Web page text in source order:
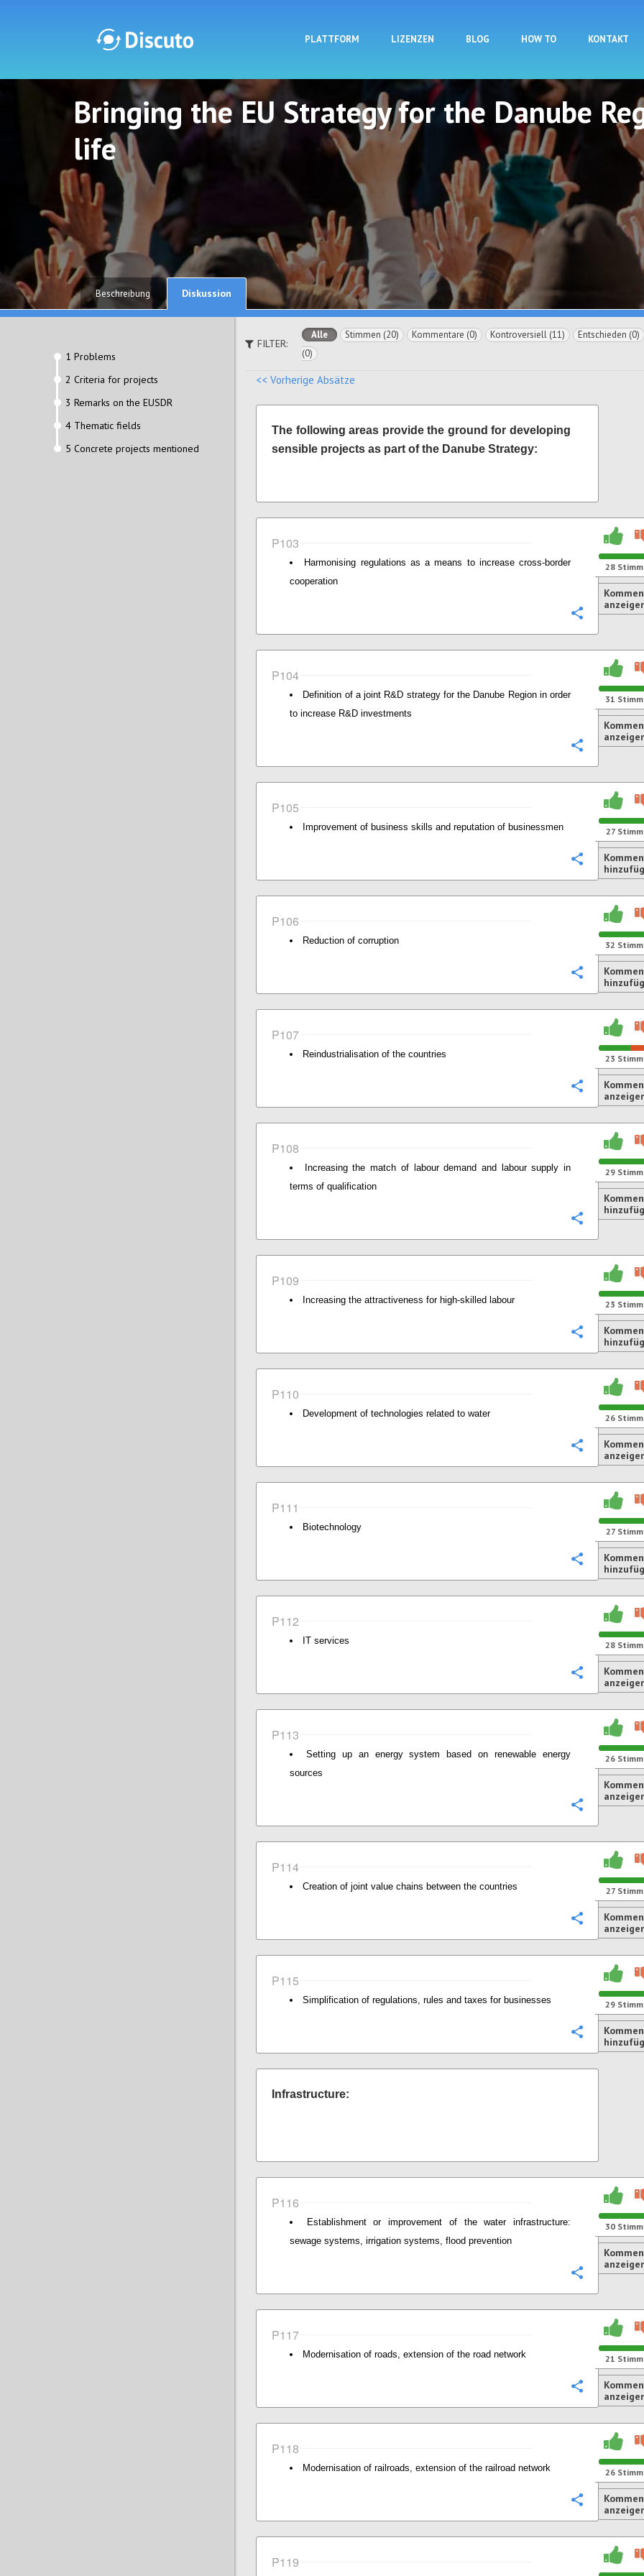
PLATTFORM LIZENZEN BLOG HOW TO KONTAKT
Discuto
Bringing the EU Strategy for the Danube
life
Beschreibung
Diskussion
1 Problems
2 Criteria for projects
3 Remarks on the EUSDR
4 Thematic fields
5 Concrete projects mentioned
FILTER:
Alle Stimmen (20) Kommentare (0) Kontroversiell (11) Entschieden (0)
(0)
<< Vorherige Absätze
The following areas provide the ground for developing
sensible projects as part of the Danube Strategy:
P103
Harmonising regulations as a means to increase cross-border
cooperation
28
P104
Definition of a joint R&D strategy for the Danube Region in order
to increase R&D investments
31
P105
Improvement of business skills and reputation of businessmen 27
P106
Reduction of corruption 32
P107
Reindustrialisation of the countries 23
P108
Increasing the match of labour demand and labour supply in
terms of qualification
29
P109
Increasing the attractiveness for high-skilled labour 23
P110
Development of technologies related to water 26
P111
Biotechnology 27
P112
IT services 28
P113
Setting up an energy system based on renewable energy
sources
26
P114
Creation of joint value chains between the countries 27
P115
Simplification of regulations, rules and taxes for businesses 29
Infrastructure:
P116
Establishment or improvement of the water infrastructure:
sewage systems, irrigation systems, flood prevention
30
P117
Modernisation of roads, extension of the road network 21
P118
Modernisation of railroads, extension of the railroad network 26
P119